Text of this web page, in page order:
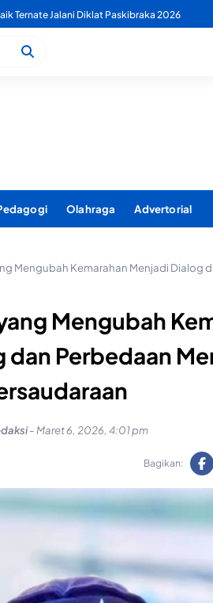
PDAM Benahi Pelayanan Air Bersih Secara
Olahraga Advertorial
Mengubah Kemarahan Menjadi Dialog
Mengubah
dan Perbedaan
- Maret 6, 2026, 4:01 pm
Bagikan: